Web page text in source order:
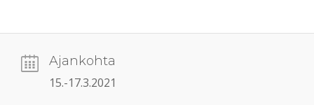
Ajankohta
15.-17.3.2021